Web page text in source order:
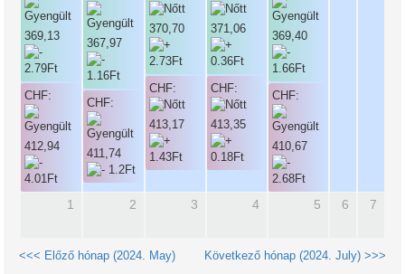
369,13
CHF:
412,94
367,97
CHF:
411,74
370,70
CHF:
413,17
371,06
CHF:
413,35
369,40
CHF:
410,67
1 2 3 4 5 6 7
<<< Előző hónap (2024. May) Következő hónap (2024. July) >>>